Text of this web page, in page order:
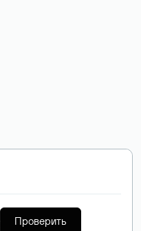
Проверить